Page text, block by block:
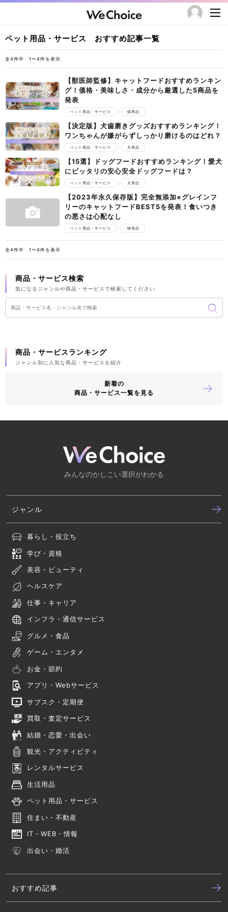
ペット用品・サービス おすすめ記事一覧
全4件中 1〜4件を表示
【獣医師監修】キャットフードおすすめランキン
グ！価格・美味しさ・成分から厳選した5商品を
発表
ペット用品・サービス 猫用品
【決定版】犬歯磨きグッズおすすめランキング！
ワンちゃんが嫌がらずしっかり磨けるのはどれ？
ペット用品・サービス 犬用品
【15選】ドッグフードおすすめランキング！愛犬
にピッタリの安心安全ドッグフードは？
ペット用品・サービス 犬用品
【2023年永久保存版】完全無添加×グレインフ
リーのキャットフードBEST5を発表！食いつき
の悪さは心配なし
ペット用品・サービス 猫用品
全4件中 1〜4件を表示
商品・サービス検索
気になるジャンルや商品・サービスで検索してください
商品・サービスランキング
ジャンル別に人気な商品・サービスを紹介
新着の
商品・サービス一覧を見る
みんなのかしこい選択がわかる
ジャンル
暮らし・役立ち
学び・資格
美容・ビューティ
ヘルスケア
仕事・キャリア
インフラ・通信サービス
グルメ・食品
ゲーム・エンタメ
お金・節約
アプリ・Webサービス
サブスク・定期便
買取・査定サービス
結婚・恋愛・出会い
観光・アクティビティ
レンタルサービス
生活用品
ペット用品・サービス
住まい・不動産
IT・WEB・情報
出会い・婚活
おすすめ記事